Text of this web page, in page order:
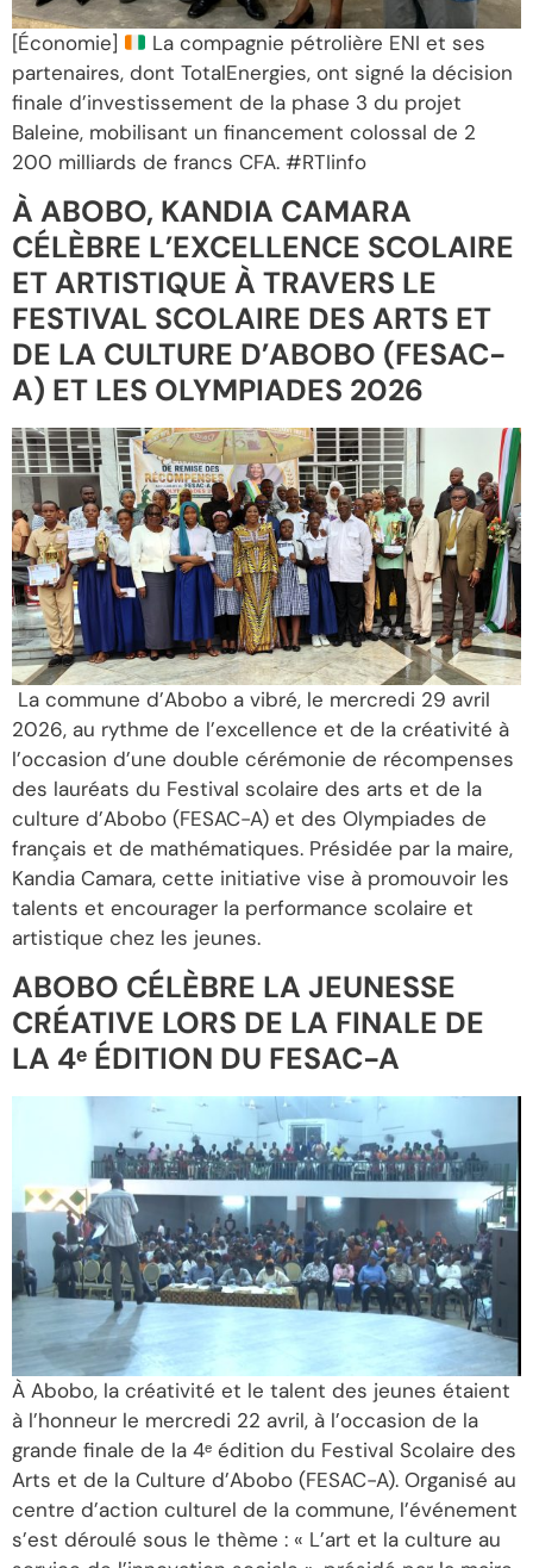
[Économie]
La compagnie pétrolière ENI et ses
partenaires, dont TotalEnergies, ont signé la décision
finale d’investissement de la phase 3 du projet
Baleine, mobilisant un financement colossal de 2
200 milliards de francs CFA. #RTIinfo
À ABOBO, KANDIA CAMARA
CÉLÈBRE L’EXCELLENCE SCOLAIRE
ET ARTISTIQUE À TRAVERS LE
FESTIVAL SCOLAIRE DES ARTS ET
DE LA CULTURE D’ABOBO (FESAC-
A) ET LES OLYMPIADES 2026
La commune d’Abobo a vibré, le mercredi 29 avril
2026, au rythme de l’excellence et de la créativité à
l’occasion d’une double cérémonie de récompenses
des lauréats du Festival scolaire des arts et de la
culture d’Abobo (FESAC-A) et des Olympiades de
français et de mathématiques. Présidée par la maire,
Kandia Camara, cette initiative vise à promouvoir les
talents et encourager la performance scolaire et
artistique chez les jeunes.
ABOBO CÉLÈBRE LA JEUNESSE
CRÉATIVE LORS DE LA FINALE DE
LA 4ᵉ ÉDITION DU FESAC-A
À Abobo, la créativité et le talent des jeunes étaient
à l’honneur le mercredi 22 avril, à l’occasion de la
grande finale de la 4ᵉ édition du Festival Scolaire des
Arts et de la Culture d’Abobo (FESAC-A). Organisé au
centre d’action culturel de la commune, l’événement
s’est déroulé sous le thème : « L’art et la culture au